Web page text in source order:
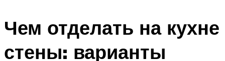
Чем отделать на кухне
стены: варианты